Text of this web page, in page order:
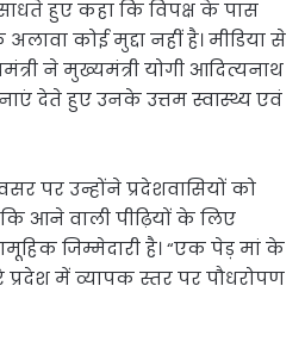
हुए कहा कि विपक्ष के पास
कोई मुद्दा नहीं है। मीडिया से
ने मुख्यमंत्री योगी आदित्यनाथ
देते हुए उनके उत्तम स्वास्थ्य एवं
पर उन्होंने प्रदेशवासियों को
आने वाली पीढ़ियों के लिए
जिम्मेदारी है। “एक पेड़ मां के
में व्यापक स्तर पर पौधरोपण